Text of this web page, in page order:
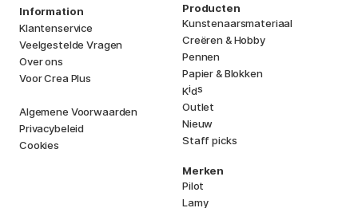
Information
Klantenservice
Veelgestelde Vragen
Over ons
Voor Crea Plus
Algemene Voorwaarden
Privacybeleid
Cookies
Producten
Kunstenaarsmateriaal
Creëren & Hobby
Pennen
Papier & Blokken
Kids
Outlet
Nieuw
Staff picks
Merken
Pilot
Lamy